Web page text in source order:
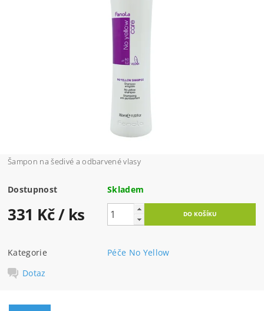
Šampon na šedivé a odbarvené vlasy
Dostupnost Skladem
331 Kč/ ks
Kategorie
Péče No Yellow
Dotaz